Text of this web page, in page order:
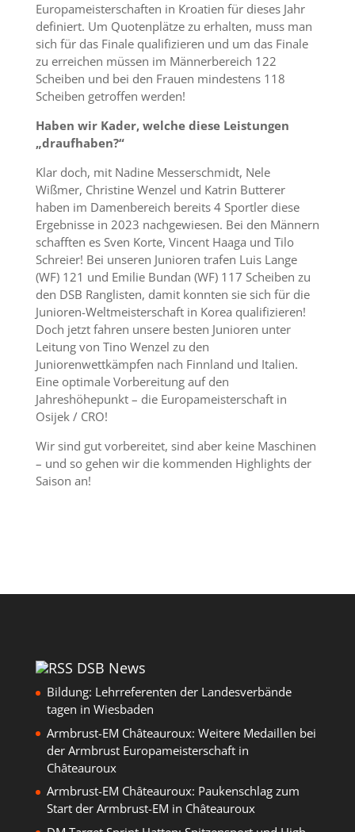
Europameisterschaften in Kroatien für dieses Jahr
definiert. Um Quotenplätze zu erhalten, muss man
sich für das Finale qualifizieren und um das Finale
zu erreichen müssen im Männerbereich 122
Scheiben und bei den Frauen mindestens 118
Scheiben getroffen werden!
Haben wir Kader, welche diese Leistungen
„draufhaben?“
Klar doch, mit Nadine Messerschmidt, Nele
Wißmer, Christine Wenzel und Katrin Butterer
haben im Damenbereich bereits 4 Sportler diese
Ergebnisse in 2023 nachgewiesen. Bei den Männern
schafften es Sven Korte, Vincent Haaga und Tilo
Schreier! Bei unseren Junioren trafen Luis Lange
(WF) 121 und Emilie Bundan (WF) 117 Scheiben zu
den DSB Ranglisten, damit konnten sie sich für die
Junioren-Weltmeisterschaft in Korea qualifizieren!
Doch jetzt fahren unsere besten Junioren unter
Leitung von Tino Wenzel zu den
Juniorenwettkämpfen nach Finnland und Italien.
Eine optimale Vorbereitung auf den
Jahreshöhepunkt – die Europameisterschaft in
Osijek / CRO!
Wir sind gut vorbereitet, sind aber keine Maschinen
– und so gehen wir die kommenden Highlights der
Saison an!
DSB News
Bildung: Lehrreferenten der Landesverbände
tagen in Wiesbaden
Armbrust-EM Châteauroux: Weitere Medaillen bei
der Armbrust Europameisterschaft in
Châteauroux
Armbrust-EM Châteauroux: Paukenschlag zum
Start der Armbrust-EM in Châteauroux